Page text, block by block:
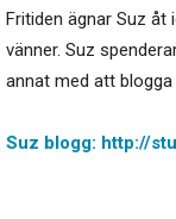
Fritiden ägnar Suz åt
vänner. Suz
annat med att
Suz blogg: http://